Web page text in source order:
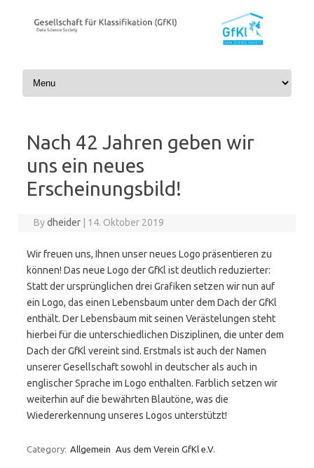
Skip to content
Nach 42 Jahren geben wir
uns ein neues
Erscheinungsbild!
Bydheider 14. Oktober 2019
Wir freuen uns, Ihnen unser neues Logo präsentieren zu
können! Das neue Logo der GfKl ist deutlich reduzierter:
Statt der ursprünglichen drei Grafiken setzen wir nun auf
ein Logo, das einen Lebensbaum unter dem Dach der GfKl
enthält. Der Lebensbaum mit seinen Verästelungen steht
hierbei für die unterschiedlichen Disziplinen, die unter dem
Dach der GfKl vereint sind. Erstmals ist auch der Namen
unserer Gesellschaft sowohl in deutscher als auch in
englischer Sprache im Logo enthalten. Farblich setzen wir
weiterhin auf die bewährten Blautöne, was die
Wiedererkennung unseres Logos unterstützt!
Category: Allgemein Aus dem Verein GfKl e.V.